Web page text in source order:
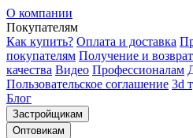
О компании
Покупателям
Как купить? Оплата и доставка
покупателям Получение и
качества Видео Профессионалам
Пользовательское соглашение 3d
Блог
Застройщикам
Оптовикам